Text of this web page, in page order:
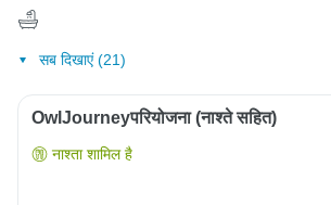
सब दिखाएं (21)
OwlJourneyपरियोजना (नाश्ते सहित)
नाश्ता शामिल है